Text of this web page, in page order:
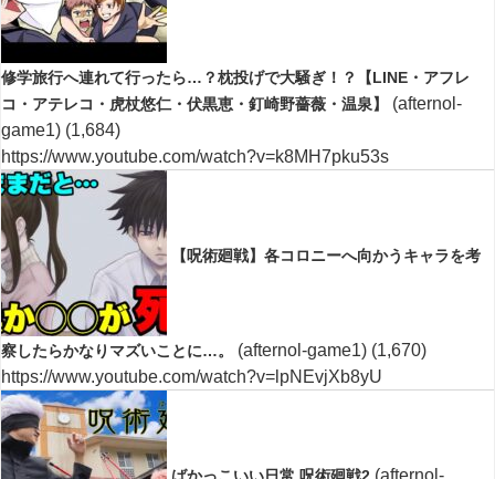
修学旅行へ連れて行ったら…？枕投げで大騒ぎ！？【LINE・アフレ
コ・アテレコ・虎杖悠仁・伏黒恵・釘崎野薔薇・温泉】
(afternol-
game1) (1,684)
https://www.youtube.com/watch?v=k8MH7pku53s
【呪術廻戦】各コロニーへ向かうキャラを考
察したらかなりマズいことに…。 (afternol-game1) (1,670)
https://www.youtube.com/watch?v=lpNEvjXb8yU
ばかっこいい日常 呪術廻戦2 (afternol-